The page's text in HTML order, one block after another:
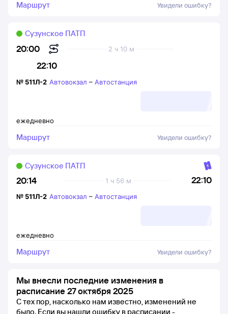
Маршрут Увидели ошибку?
20:00
22:10
2 ч 10 м
Сузунское ПАТП
ежедневно
№ 511Л-2 Автовокзал – Автостанция
Маршрут Увидели ошибку?
20:14 22:10
1 ч 56 м
Сузунское ПАТП
ежедневно
№ 511Л-2 Автовокзал – Автостанция
Маршрут Увидели ошибку?
Мы внесли последние изменения в
расписание 27 октября 2025
С тех пор, насколько нам известно, изменений не
было. Если вы нашли ошибку в расписании -